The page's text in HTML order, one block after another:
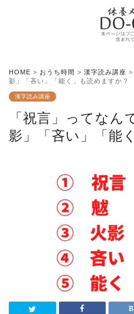
HOME > おうち時間 > 漢字読み講座 >
影」「吝い」「能く」も読めますか？
漢字読み講座
「祝言」ってなん
影」「吝い」「能